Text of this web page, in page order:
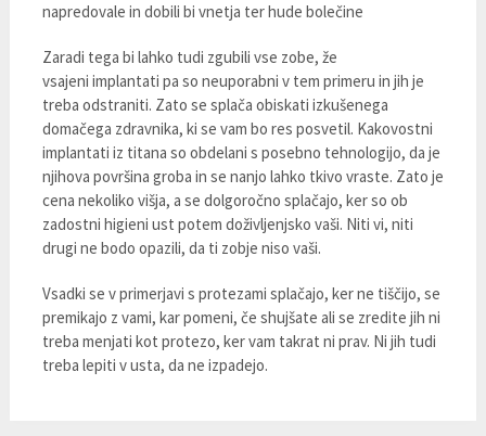
napredovale in dobili bi vnetja ter hude bolečine
Zaradi tega bi lahko tudi zgubili vse zobe, že
vsajeni implantati pa so neuporabni v tem primeru in jih je
treba odstraniti. Zato se splača obiskati izkušenega
domačega zdravnika, ki se vam bo res posvetil. Kakovostni
implantati iz titana so obdelani s posebno tehnologijo, da je
njihova površina groba in se nanjo lahko tkivo vraste. Zato je
cena nekoliko višja, a se dolgoročno splačajo, ker so ob
zadostni higieni ust potem doživljenjsko vaši. Niti vi, niti
drugi ne bodo opazili, da ti zobje niso vaši.
Vsadki se v primerjavi s protezami splačajo, ker ne tiščijo, se
premikajo z vami, kar pomeni, če shujšate ali se zredite jih ni
treba menjati kot protezo, ker vam takrat ni prav. Ni jih tudi
treba lepiti v usta, da ne izpadejo.